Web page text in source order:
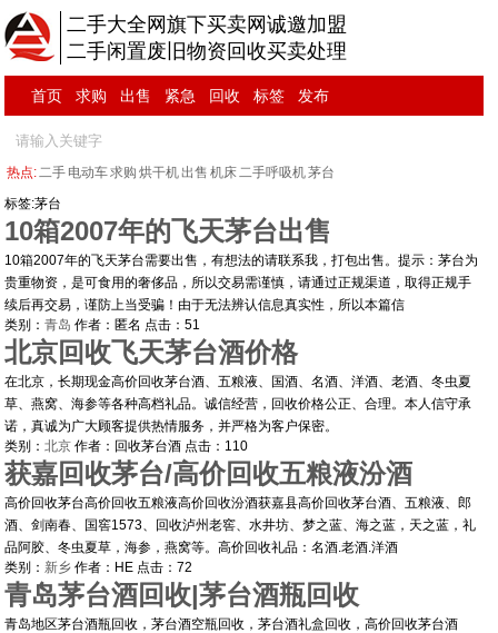
二手大全网旗下买卖网诚邀加盟
二手闲置废旧物资回收买卖处理
首页 求购 出售 紧急 回收 标签 发布
热点:二手 电动车求购 烘干机出售 机床二手呼吸机茅台
标签:茅台
10箱2007年的飞天茅台出售
10箱2007年的飞天茅台需要出售，有想法的请联系我，打包出售。提示：茅台为
贵重物资，是可食用的奢侈品，所以交易需谨慎，请通过正规渠道，取得正规手
续后再交易，谨防上当受骗！由于无法辨认信息真实性，所以本篇信
类别：青岛 作者： 匿名 点击：51
北京回收飞天茅台酒价格
在北京，长期现金高价回收茅台酒、五粮液、国酒、名酒、洋酒、老酒、冬虫夏
草、燕窝、海参等各种高档礼品。诚信经营，回收价格公正、合理。本人信守承
诺，真诚为广大顾客提供热情服务，并严格为客户保密。
类别：北京 作者： 回收茅台酒 点击： 110
获嘉回收茅台/高价回收五粮液汾酒
高价回收茅台高价回收五粮液高价回收汾酒获嘉县高价回收茅台酒、五粮液、郎
酒、剑南春、国窖1573、回收泸州老窖、水井坊、梦之蓝、海之蓝，天之蓝，礼
品阿胶、冬虫夏草，海参，燕窝等。高价回收礼品：名酒.老酒.洋酒
类别： 新乡 作者： HE 点击：72
青岛茅台酒回收|茅台酒瓶回收
青岛地区茅台酒瓶回收，茅台酒空瓶回收，茅台酒礼盒回收，高价回收茅台酒